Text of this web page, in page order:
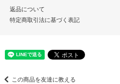
返品について
特定商取引法に基づく表記
この商品を友達に教える